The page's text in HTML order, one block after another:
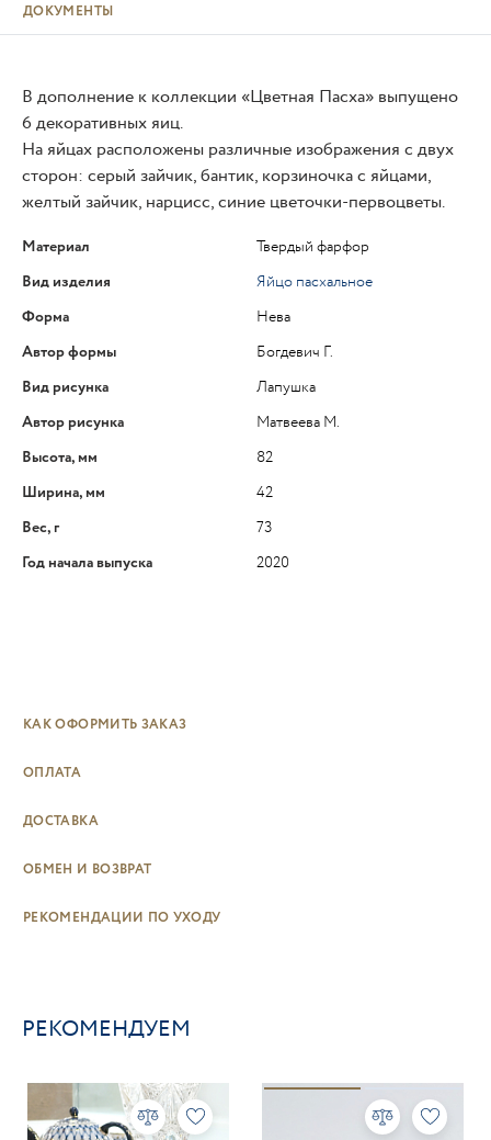
ДОКУМЕНТЫ
В дополнение к коллекции «Цветная Пасха» выпущено
6 декоративных яиц.
На яйцах расположены различные изображения с двух
сторон: серый зайчик, бантик, корзиночка с яйцами,
желтый зайчик, нарцисс, синие цветочки-первоцветы.
Материал
Твердый фарфор
Вид изделия
Яйцо пасхальное
Форма
Нева
Автор формы
Богдевич Г.
Вид рисунка
Лапушка
Автор рисунка
Матвеева М.
Высота, мм
82
Ширина, мм
42
Вес, г
73
Год начала выпуска
2020
КАК ОФОРМИТЬ ЗАКАЗ
ОПЛАТА
ДОСТАВКА
ОБМЕН И ВОЗВРАТ
РЕКОМЕНДАЦИИ ПО УХОДУ
РЕКОМЕНДУЕМ